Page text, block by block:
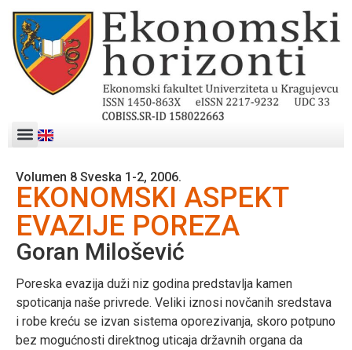
Volumen 8 Sveska 1-2, 2006.
EKONOMSKI ASPEKT
EVAZIJE POREZA
Goran Milošević
Poreska evazija duži niz godina predstavlja kamen
spoticanja naše privrede. Veliki iznosi novčanih sredstava
i robe kreću se izvan sistema oporezivanja, skoro potpuno
bez mogućnosti direktnog uticaja državnih organa da